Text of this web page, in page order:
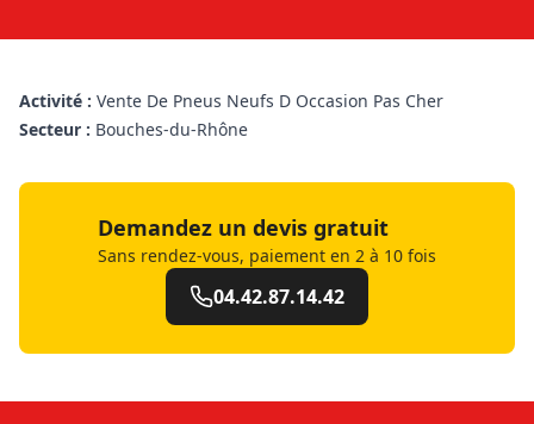
Activité : Vente De Pneus Neufs D Occasion Pas Cher
Secteur : Bouches-du-Rhône
Demandez un devis gratuit
Sans rendez-vous, paiement en 2 à 10 fois
04.42.87.14.42